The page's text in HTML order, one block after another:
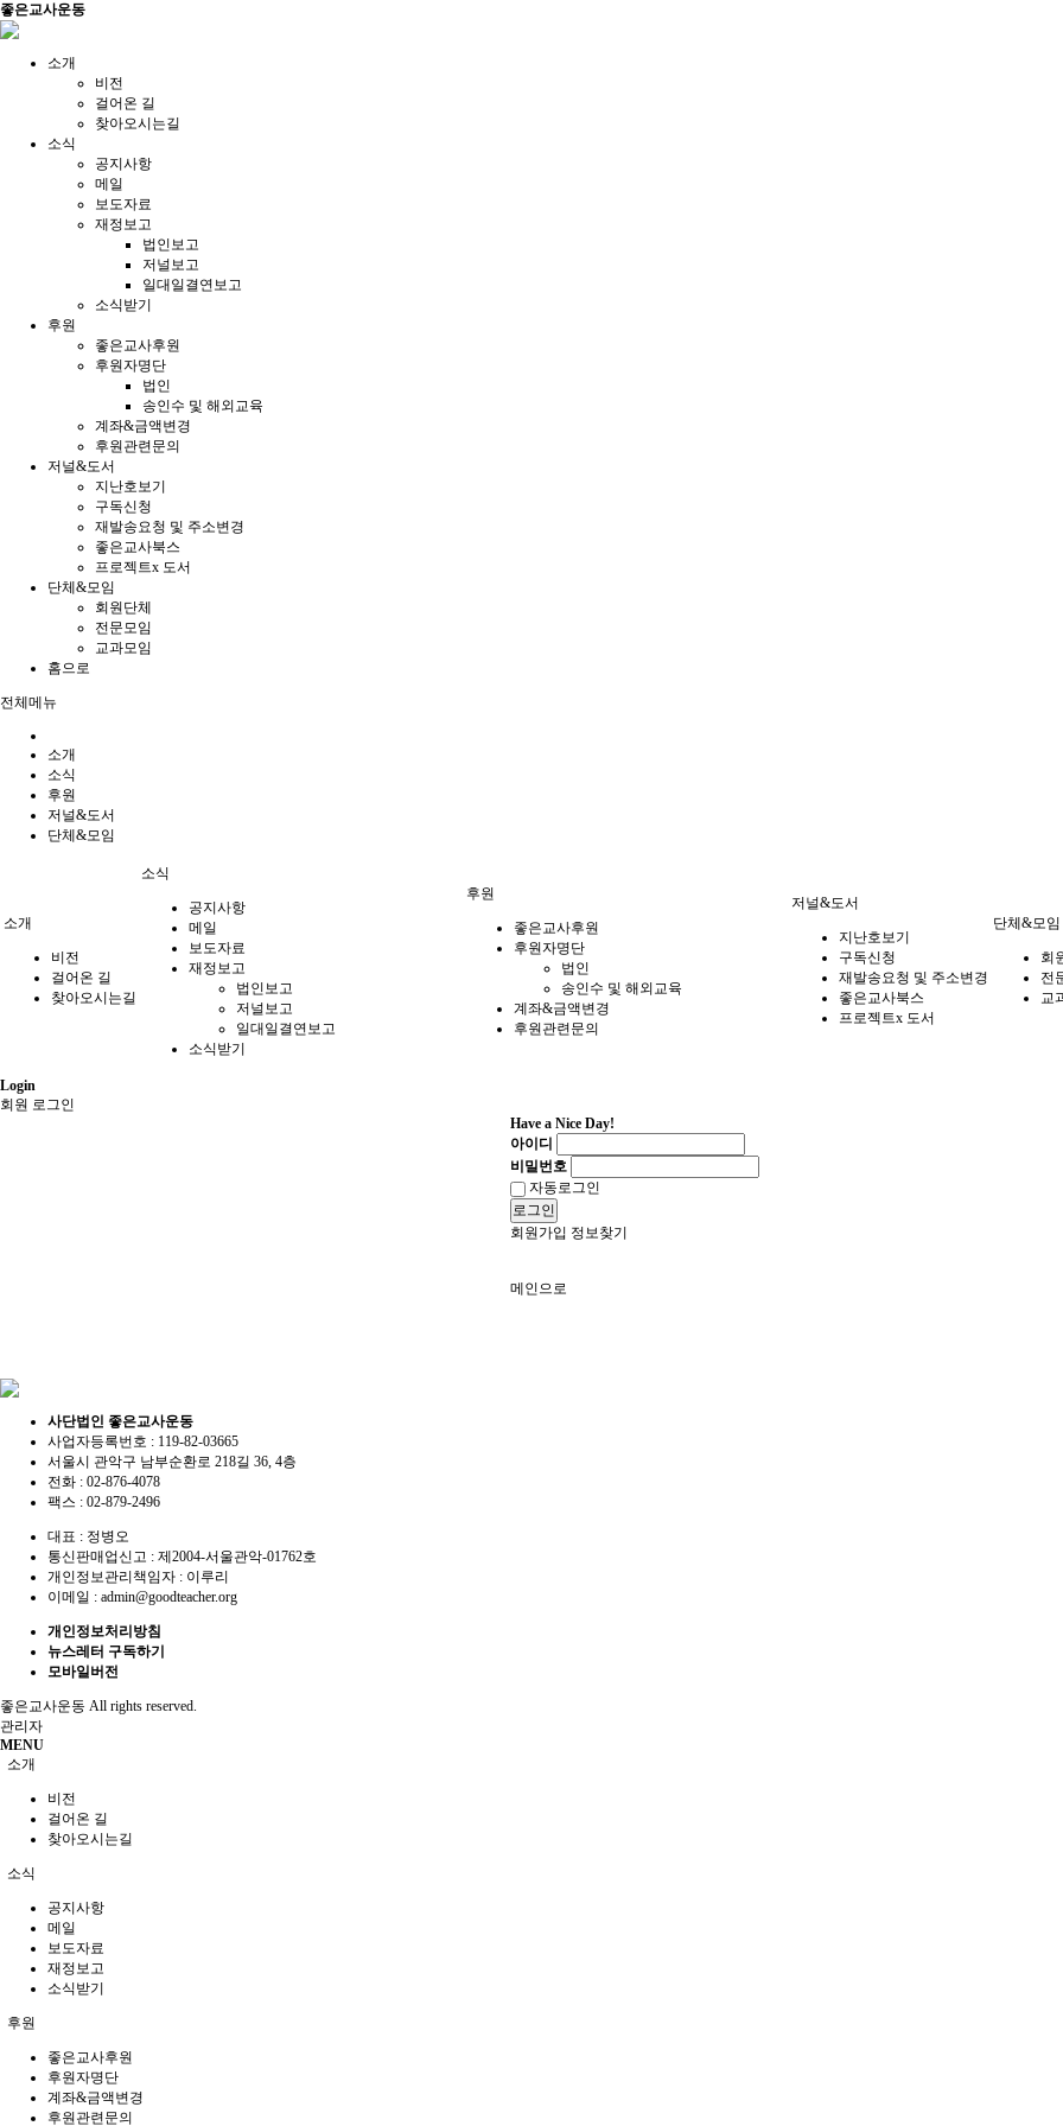
좋은교사운동
소개
비전
걸어온 길
찾아오시는길
소식
공지사항
메일
보도자료
재정보고
법인보고
저널보고
일대일결연보고
소식받기
후원
좋은교사후원
후원자명단
법인
송인수 및 해외교육
계좌&금액변경
후원관련문의
저널&도서
지난호보기
구독신청
재발송요청 및 주소변경
좋은교사북스
프로젝트x 도서
단체&모임
회원단체
전문모임
교과모임
홈으로
전체메뉴
소개
소식
후원
저널&도서
단체&모임
소개
비전
걸어온 길
찾아오시는길
소식
공지사항
메일
보도자료
재정보고
법인보고
저널보고
일대일결연보고
소식받기
후원
좋은교사후원
후원자명단
법인
송인수 및 해외교육
계좌&금액변경
후원관련문의
저널&도서
지난호보기
구독신청
재발송요청 및 주소변경
좋은교사북스
프로젝트x 도서
단체&모임
회
전
교
Login
회원 로그인
Have a Nice Day!
아이디
비밀번호
자동로그인
로그인
회원가입 정보찾기
메인으로
사단법인 좋은교사운동
사업자등록번호 : 119-82-03665
서울시 관악구 남부순환로 218길 36, 4층
전화 : 02-876-4078
팩스 : 02-879-2496
대표 : 정병오
통신판매업신고 : 제2004-서울관악-01762호
개인정보관리책임자 : 이루리
이메일 : admin@goodteacher.org
개인정보처리방침
뉴스레터 구독하기
모바일버전
좋은교사운동 All rights reserved.
관리자
MENU
소개
비전
걸어온 길
찾아오시는길
소식
공지사항
메일
보도자료
재정보고
소식받기
후원
좋은교사후원
후원자명단
계좌&금액변경
후원관련문의